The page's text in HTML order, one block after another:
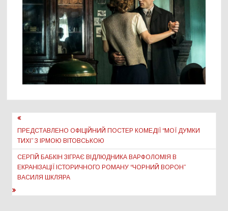
Навігація
записів
ПРЕДСТАВЛЕНО ОФІЦІЙНИЙ ПОСТЕР КОМЕДІЇ “МОЇ ДУМКИ
ТИХІ” З ІРМОЮ ВІТОВСЬКОЮ
СЕРГІЙ БАБКІН ЗІГРАЄ ВІДЛЮДНИКА ВАРФОЛОМІЯ В
ЕКРАНІЗАЦІЇ ІСТОРИЧНОГО РОМАНУ “ЧОРНИЙ ВОРОН”
ВАСИЛЯ ШКЛЯРА